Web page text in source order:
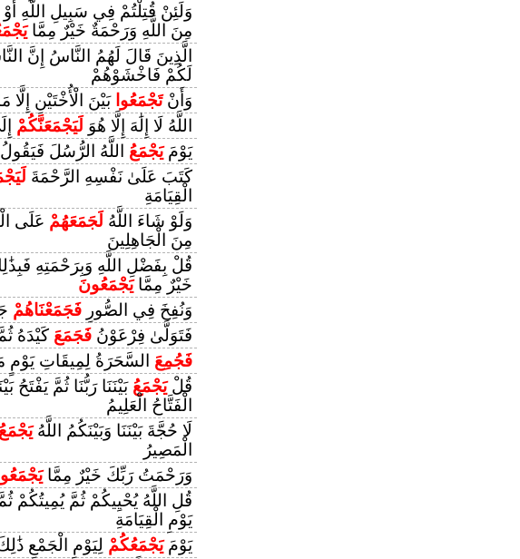
وَلَئِنْ قُتِلْتُمْ فِي سَبِيلِ اللَّهِ
مِنَ اللَّهِ وَرَحْمَةٌ خَيْرٌ مِمَّا
الَّذِينَ قَالَ لَهُمُ النَّاسُ إِنَّ
لَكُمْ فَاخْشَوْهُمْ
وَأَنْتَجْمَعُوا بَيْنَ الْأُخْتَيْنِ
اللَّهُ لَا إِلَٰهَ إِلَّا هُوَ لَيَجْمَعَنَّكُمْ
يَوْمَيَجْمَعُ اللَّهُ الرُّسُلَ فَيَقُولُ
كَتَبَ عَلَىٰ نَفْسِهِ الرَّحْمَةَ
الْقِيَامَةِ
وَلَوْ شَاءَ اللَّهُ لَجَمَعَهُمْ عَلَى
مِنَ الْجَاهِلِينَ
قُلْ بِفَضْلِ اللَّهِ وَبِرَحْمَتِهِ
خَيْرٌ مِمَّايَجْمَعُونَ
وَنُفِخَ فِي الصُّورِ فَجَمَعْنَاهُمْ
فَتَوَلَّىٰ فِرْعَوْنُ فَجَمَعَ كَيْدَهُ
فَجُمِعَ السَّحَرَةُ لِمِيقَاتِ يَوْمٍ
قُلْيَجْمَعُ بَيْنَنَا رَبُّنَا ثُمَّ يَفْتَحُ
الْفَتَّاحُ الْعَلِيمُ
لَا حُجَّةَ بَيْنَنَا وَبَيْنَكُمُ اللَّهُيَجْمَعُ
الْمَصِيرُ
وَرَحْمَتُ رَبِّكَ خَيْرٌ مِمَّا
قُلِ اللَّهُ يُحْيِيكُمْ ثُمَّ يُمِيتُكُمْ
يَوْمِ الْقِيَامَةِ
يَوْمَيَجْمَعُكُمْ لِيَوْمِ الْجَمْعِ